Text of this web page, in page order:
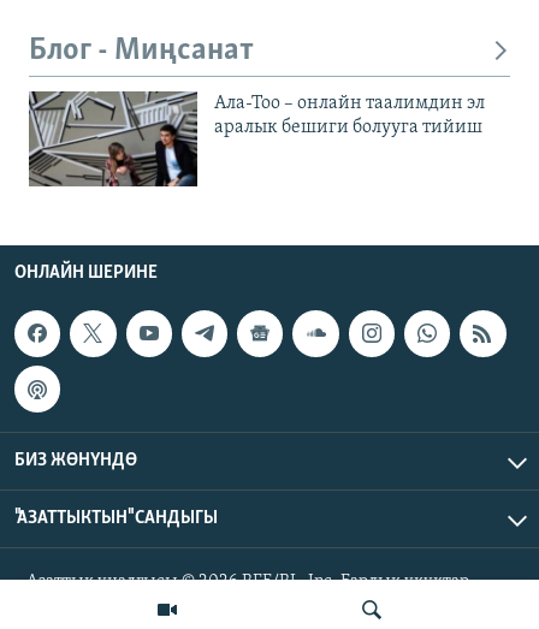
Блог - Миңсанат
Ала-Тоо – онлайн таалимдин эл
аралык бешиги болууга тийиш
ОНЛАЙН ШЕРИНЕ
БИЗ ЖӨНҮНДӨ
"АЗАТТЫКТЫН" САНДЫГЫ
Азаттык үналгысы © 2026 RFE/RL, Inc. Бардык укуктар